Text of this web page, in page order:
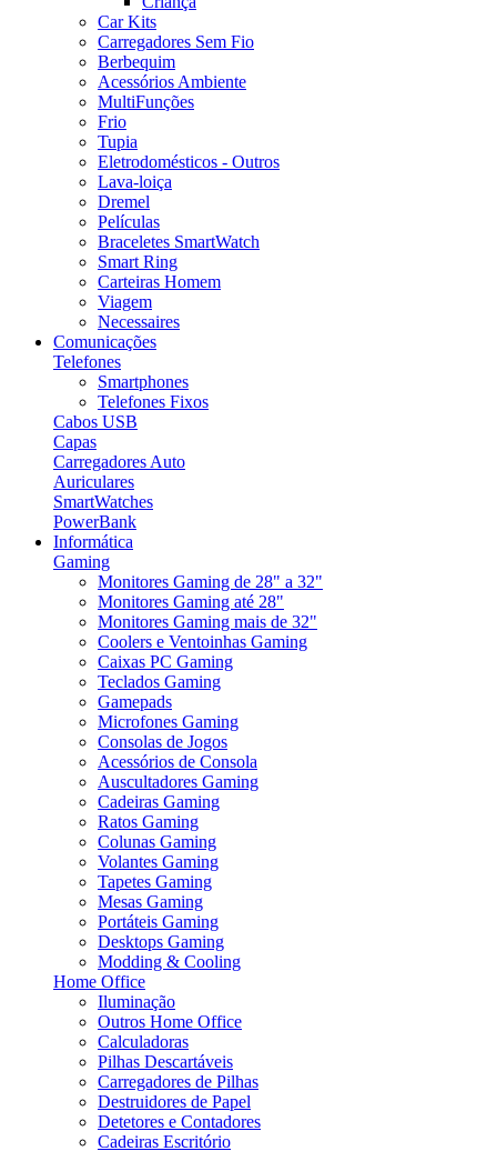
Car Kits
Carregadores Sem Fio
Berbequim
Acessórios Ambiente
MultiFunções
Frio
Tupia
Eletrodomésticos - Outros
Lava-loiça
Dremel
Películas
Braceletes SmartWatch
Smart Ring
Carteiras Homem
Viagem
Necessaires
Comunicações
Telefones
Smartphones
Telefones Fixos
Cabos USB
Capas
Carregadores Auto
Auriculares
SmartWatches
PowerBank
Informática
Gaming
Monitores Gaming de 28" a 32"
Monitores Gaming até 28"
Monitores Gaming mais de 32"
Coolers e Ventoinhas Gaming
Caixas PC Gaming
Teclados Gaming
Gamepads
Microfones Gaming
Consolas de Jogos
Acessórios de Consola
Auscultadores Gaming
Cadeiras Gaming
Ratos Gaming
Colunas Gaming
Volantes Gaming
Tapetes Gaming
Mesas Gaming
Portáteis Gaming
Desktops Gaming
Modding & Cooling
Home Office
Iluminação
Outros Home Office
Calculadoras
Pilhas Descartáveis
Carregadores de Pilhas
Destruidores de Papel
Detetores e Contadores
Cadeiras Escritório